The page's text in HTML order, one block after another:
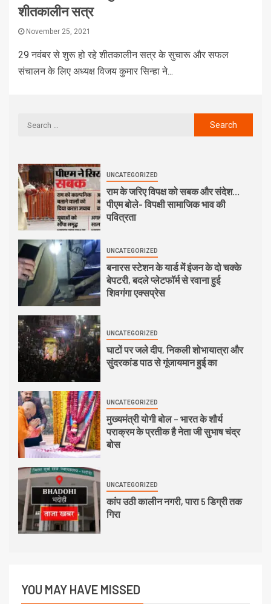
शीतकालीन सत्र
November 25, 2021
29 नवंबर से शुरू हो रहे शीतकालीन सत्र के सुचारू और सफल
संचालन के लिए अध्यक्ष विजय कुमार सिन्हा ने...
UNCATEGORIZED
राम के जरिए विपक्ष को सबक और संदेश…
पीएम बोले- विपक्षी सामाजिक भाव की
पवित्रता
UNCATEGORIZED
बनारस स्टेशन के यार्ड में इंजन के दो चक्के
बेपटरी, बदले प्लेटफॉर्म से रवाना हुई
शिवगंगा एक्सप्रेस
UNCATEGORIZED
घाटों पर जले दीप, निकली शोभायात्रा और
सुंदरकांड पाठ से गूंजायमान हुई का
UNCATEGORIZED
मुख्यमंत्री योगी बोल – भारत के शौर्य
पराक्रम के प्रतीक है नेता जी सुभाष चंद्र
बोस
UNCATEGORIZED
कांप उठी कालीन नगरी, पारा 5 डिग्री तक
गिरा
YOU MAY HAVE MISSED